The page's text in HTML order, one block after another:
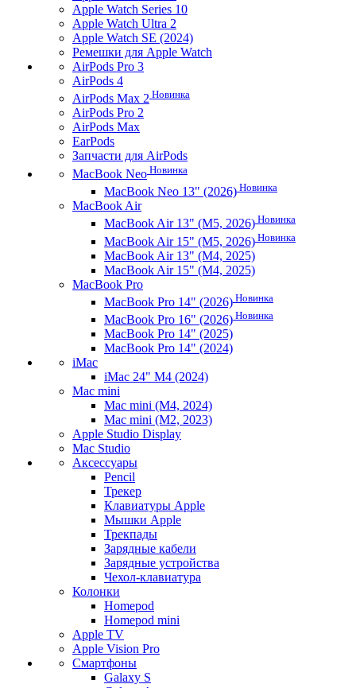
Apple Watch Series 10
Apple Watch Ultra 2
Apple Watch SE (2024)
Ремешки для Apple Watch
AirPods Pro 3
AirPods 4
AirPods Max 2 Новинка
AirPods Pro 2
AirPods Max
EarPods
Запчасти для AirPods
MacBook Neo Новинка
MacBook Neo 13" (2026) Новинка
MacBook Air
MacBook Air 13" (M5, 2026) Новинка
MacBook Air 15" (M5, 2026) Новинка
MacBook Air 13" (M4, 2025)
MacBook Air 15" (M4, 2025)
MacBook Pro
MacBook Pro 14" (2026) Новинка
MacBook Pro 16" (2026) Новинка
MacBook Pro 14" (2025)
MacBook Pro 14" (2024)
iMac
iMac 24" M4 (2024)
Mac mini
Mac mini (M4, 2024)
Mac mini (M2, 2023)
Apple Studio Display
Mac Studio
Аксессуары
Pencil
Трекер
Клавиатуры Apple
Мышки Apple
Трекпады
Зарядные кабели
Зарядные устройства
Чехол-клавиатура
Колонки
Homepod
Homepod mini
Apple TV
Apple Vision Pro
Смартфоны
Galaxy S